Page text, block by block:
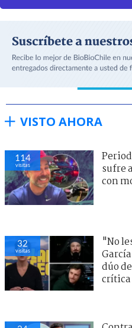
VISTO AHORA
114
visitas
sufre
con
32
visitas
"No
dúo
crítica